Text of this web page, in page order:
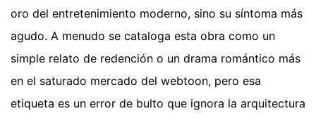
oro del entretenimiento moderno, sino su síntoma más
agudo. A menudo se cataloga esta obra como un
simple relato de redención o un drama romántico más
en el saturado mercado del webtoon, pero esa
etiqueta es un error de bulto que ignora la arquitectura